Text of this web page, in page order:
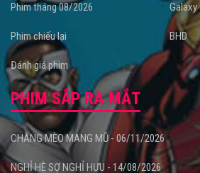
Phim tháng 08/2026
Phim chiếu lại
Đánh giá phim
Galaxy
BHD
PHIM SẮP RA MẮT
CHÀNG MÈO MANG MŨ - 06/11/2026
NGHỈ HÈ SỢ NGHỈ HƯU - 14/08/2026